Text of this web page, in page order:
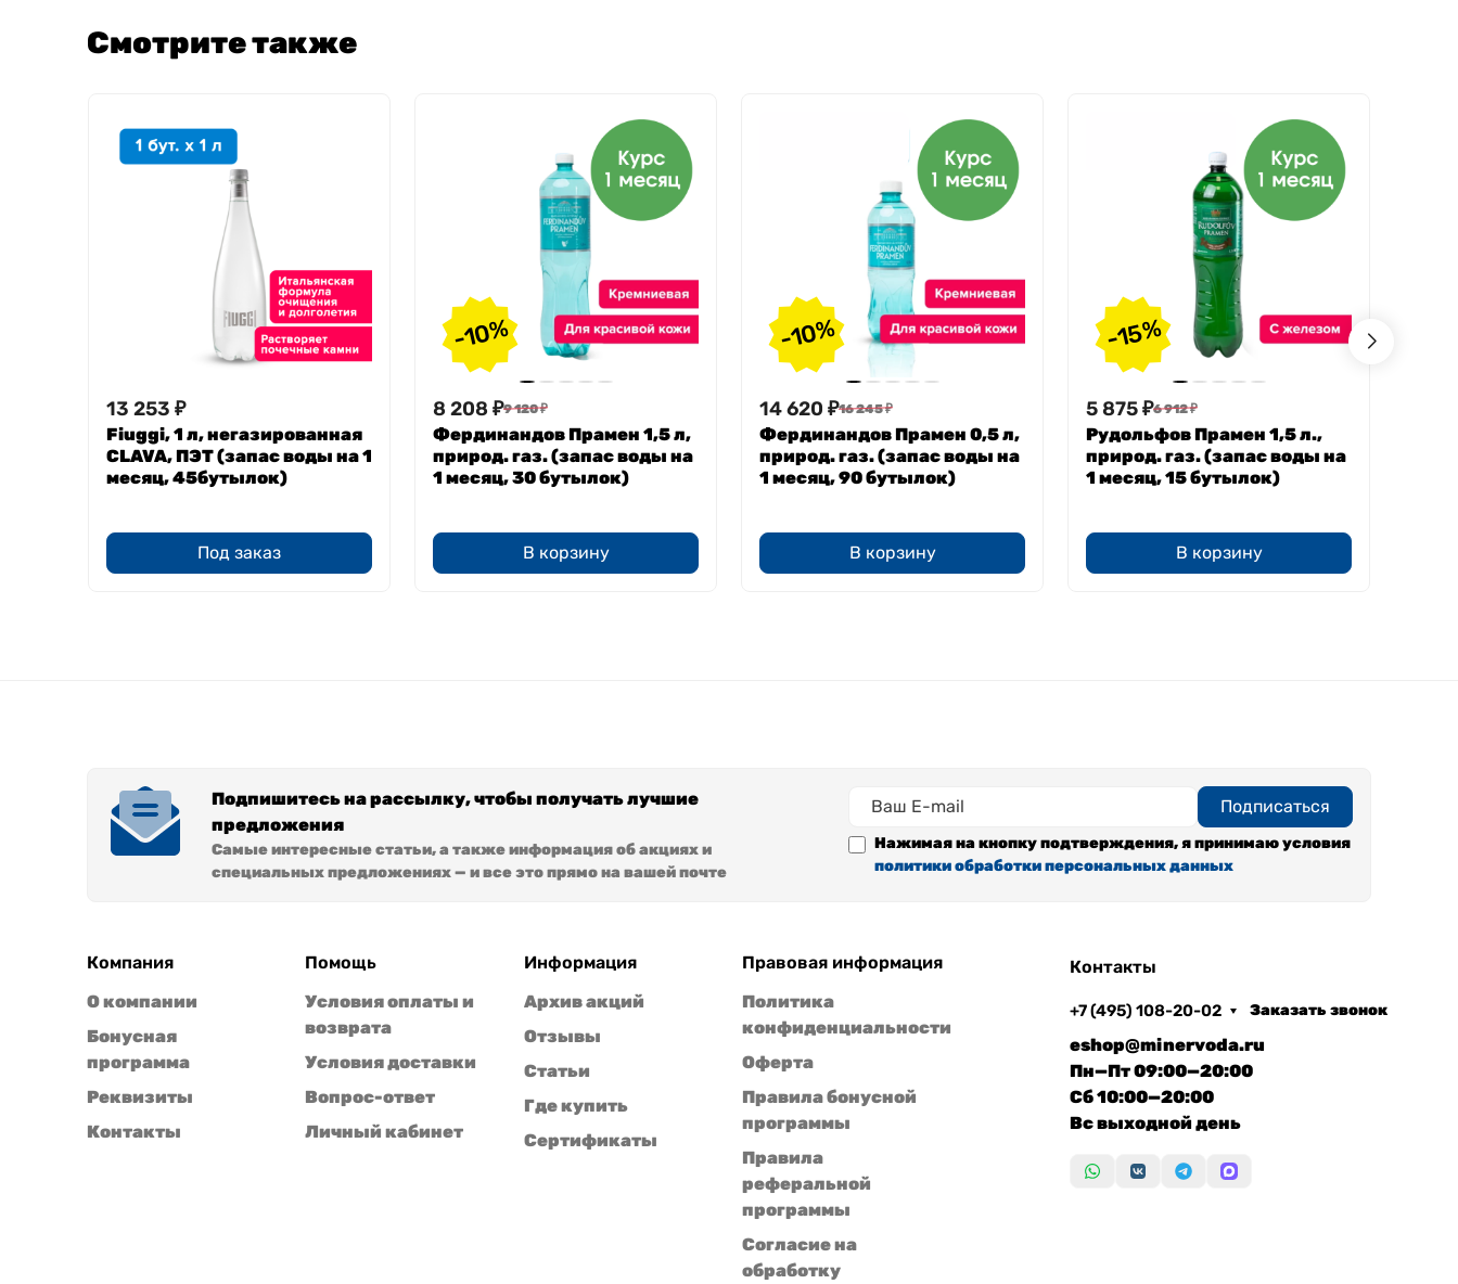
Уменьшает изжогу.
Смотрите также
13 253 ₽
Fiuggi, 1 л, негазированная
CLAVA, ПЭТ (запас воды на 1
месяц, 45бутылок)
Под заказ
-10%
8 208 ₽9 120₽
Фердинандов Прамен 1,5 л,
природ. газ. (запас воды на
1 месяц, 30 бутылок)
В корзину
-10%
14 620 ₽16 245₽
Фердинандов Прамен 0,5 л,
природ. газ. (запас воды на
1 месяц, 90 бутылок)
В корзину
-15%
5 875₽6 912₽
Рудольфов Прамен 1,5 л.,
природ. газ. (запас воды на
1 месяц, 15 бутылок)
В корзину
Подпишитесь на рассылку, чтобы получать лучшие
предложения
Самые интересные статьи, а также информация об акциях и
специальных предложениях — и все это прямо на вашей почте
Подписаться
Нажимая на кнопку подтверждения, я принимаю условия
политики обработки персональных данных
Компания
О компании
Бонусная
программа
Реквизиты
Контакты
Помощь
Условия оплаты и
возврата
Условия доставки
Вопрос-ответ
Личный кабинет
Информация
Архив акций
Отзывы
Статьи
Где купить
Сертификаты
Правовая информация
Политика
конфиденциальности
Оферта
Правила бонусной
программы
Правила
реферальной
программы
Согласие на
обработку
Контакты
+7 (495) 108-20-02 Заказать звонок
eshop@minervoda.ru
Пн—Пт 09:00—20:00
Сб 10:00—20:00
Вс выходной день